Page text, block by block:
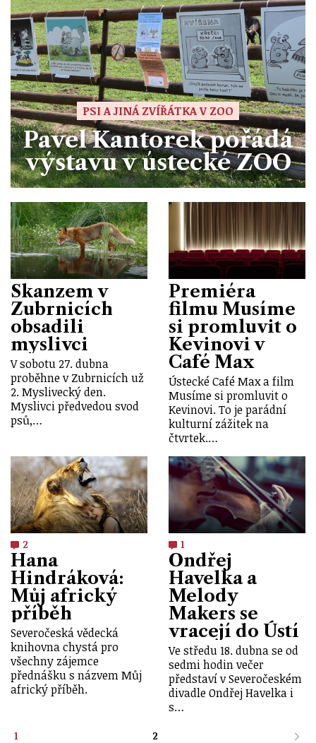
PSI A JINÁ ZVÍŘÁTKA V ZOO
Pavel Kantorek pořádá
výstavu v ústecké ZOO
Skanzem v
Zubrnicích
obsadili
myslivci
V sobotu 27. dubna
proběhne v Zubrnicích už
2. Myslivecký den.
Myslivci předvedou svod
psů,…
Premiéra
filmu Musíme
si promluvit o
Kevinovi v
Café Max
Ústecké Café Max a film
Musíme si promluvit o
Kevinovi. To je parádní
kulturní zážitek na
čtvrtek.…
2
Hana
Hindráková:
Můj africký
příběh
Severočeská vědecká
knihovna chystá pro
všechny zájemce
přednášku s názvem Můj
africký příběh.
1
Ondřej
Havelka a
Melody
Makers se
vracejí do Ústí
Ve středu 18. dubna se od
sedmi hodin večer
představí v Severočeském
divadle Ondřej Havelka i
s…
1 2